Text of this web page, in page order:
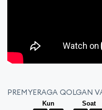
PREMYERAGA QOLGAN